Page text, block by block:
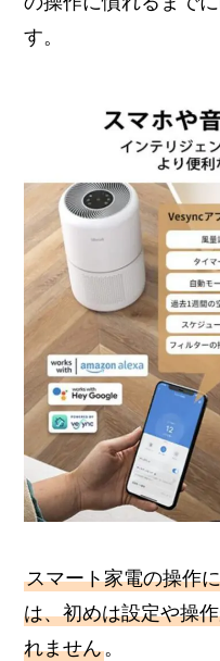
す。
スマート家電の操作
は、初めは設定や操
れません。